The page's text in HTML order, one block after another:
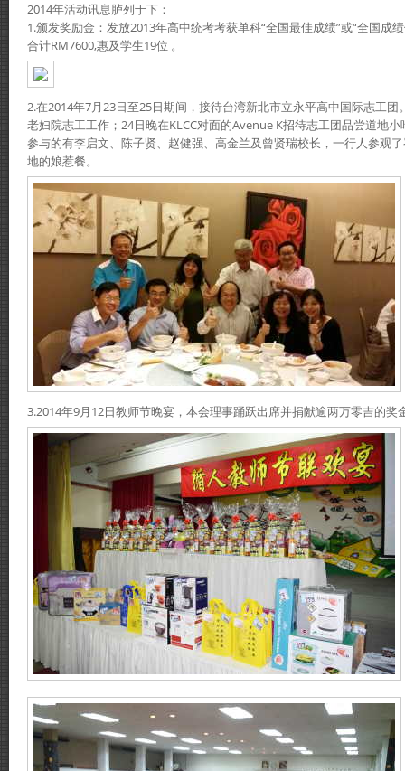
2014年活动讯息胪列于下：
1.颁发奖励金：发放2013年高中统考考获单科“全国最佳成绩”或“全国成
合计RM7600,惠及学生19位 。
2.在2014年7月23日至25日期间，接待台湾新北市立永平高中国际志工
老妇院志工工作；24日晚在KLCC对面的Avenue K招待志工团品尝道地
参与的有李启文、陈子贤、赵健强、高金兰及曾贤瑞校长，一行人参观
地的娘惹餐。
3.2014年9月12日教师节晚宴，本会理事踊跃出席并捐献逾两万零吉的奖